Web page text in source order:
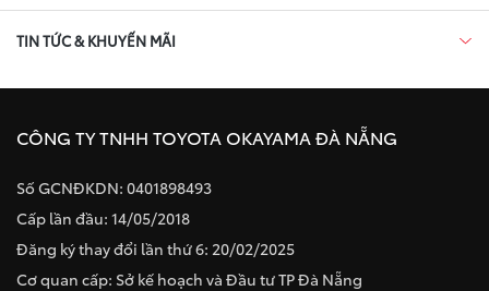
TIN TỨC & KHUYẾN MÃI
CÔNG TY TNHH TOYOTA OKAYAMA ĐÀ NẴNG
Số GCNĐKDN: 0401898493
Cấp lần đầu: 14/05/2018
Đăng ký thay đổi lần thứ 6: 20/02/2025
Cơ quan cấp: Sở kế hoạch và Đầu tư TP Đà Nẵng